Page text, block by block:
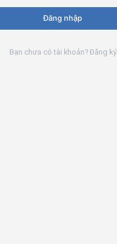
Đăng nhập
Bạn chưa có tài khoản? Đăng ký